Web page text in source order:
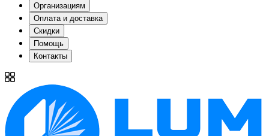
Организациям
Оплата и доставка
Скидки
Помощь
Контакты